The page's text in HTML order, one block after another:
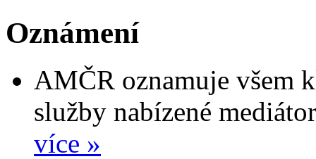
Oznámení
AMČR oznamuje všem
služby nabízené
více »